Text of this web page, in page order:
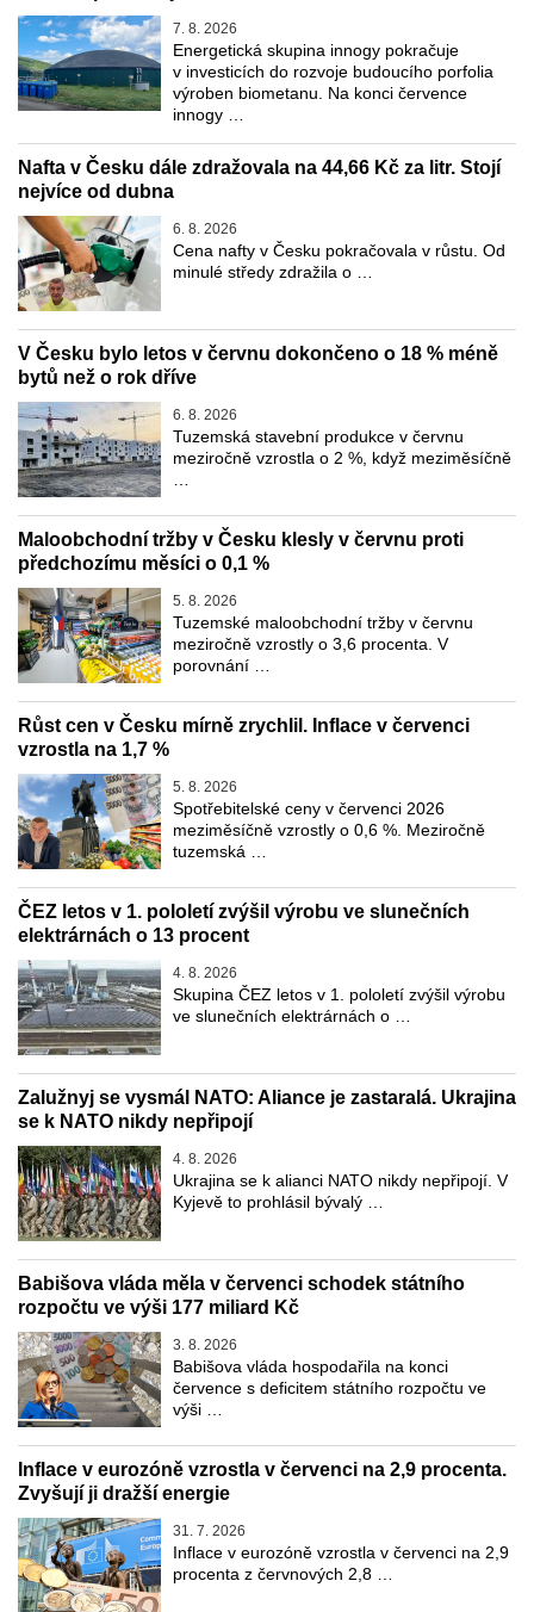
7. 8. 2026
Energetická skupina innogy pokračuje
v investicích do rozvoje budoucího porfolia
výroben biometanu. Na konci července
innogy …
Nafta v Česku dále zdražovala na 44,66 Kč za litr. Stojí
nejvíce od dubna
6. 8. 2026
Cena nafty v Česku pokračovala v růstu. Od
minulé středy zdražila o …
V Česku bylo letos v červnu dokončeno o 18 % méně
bytů než o rok dříve
6. 8. 2026
Tuzemská stavební produkce v červnu
meziročně vzrostla o 2 %, když meziměsíčně
Maloobchodní tržby v Česku klesly v červnu proti
předchozímu měsíci o 0,1 %
5. 8. 2026
Tuzemské maloobchodní tržby v červnu
meziročně vzrostly o 3,6 procenta. V
porovnání …
Růst cen v Česku mírně zrychlil. Inflace v červenci
vzrostla na 1,7 %
5. 8. 2026
Spotřebitelské ceny v červenci 2026
meziměsíčně vzrostly o 0,6 %. Meziročně
tuzemská …
ČEZ letos v 1. pololetí zvýšil výrobu ve slunečních
elektrárnách o 13 procent
4. 8. 2026
Skupina ČEZ letos v 1. pololetí zvýšil výrobu
ve slunečních elektrárnách o …
Zalužnyj se vysmál NATO: Aliance je zastaralá. Ukrajina
se k NATO nikdy nepřipojí
4. 8. 2026
Ukrajina se k alianci NATO nikdy nepřipojí. V
Kyjevě to prohlásil bývalý …
Babišova vláda měla v červenci schodek státního
rozpočtu ve výši 177 miliard Kč
3. 8. 2026
Babišova vláda hospodařila na konci
července s deficitem státního rozpočtu ve
výši …
Inflace v eurozóně vzrostla v červenci na 2,9 procenta.
Zvyšují ji dražší energie
31. 7. 2026
Inflace v eurozóně vzrostla v červenci na 2,9
procenta z červnových 2,8 …